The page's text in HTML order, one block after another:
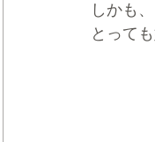
しかも
とって